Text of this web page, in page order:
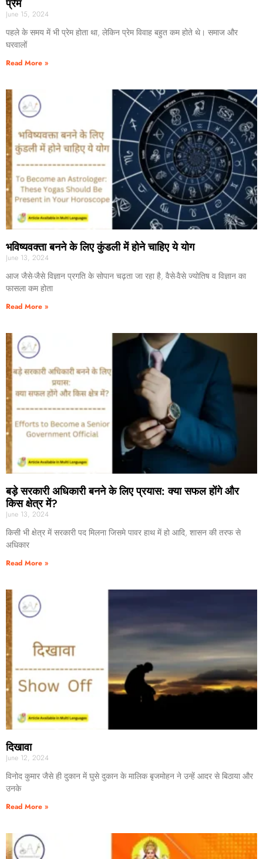
प्रेम
June 15, 2024
पहले के समय में भी प्रेम होता था, लेकिन प्रेम विवाह बहुत कम होते थे। समाज और
घरवालों
Read More »
भविष्यवक्ता बनने के लिए कुंडली में होने चाहिए ये योग
June 13, 2024
आज जैसे-जैसे विज्ञान प्रगति के सोपान चढ़ता जा रहा है, वैसे-वैसे ज्योतिष व विज्ञान का
फासला कम होता
Read More »
बड़े सरकारी अधिकारी बनने के लिए प्रयास: क्या सफल होंगे और
किस क्षेत्र में?
June 13, 2024
किसी भी क्षेत्र में सरकारी पद मिलना जिसमे पावर हाथ में हो आदि, शासन की तरफ से
अधिकार
Read More »
दिखावा
June 12, 2024
विनोद कुमार जैसे ही दुकान में घुसे दुकान के मालिक बृजमोहन ने उन्हें आदर से बिठाया और
उनके
Read More »